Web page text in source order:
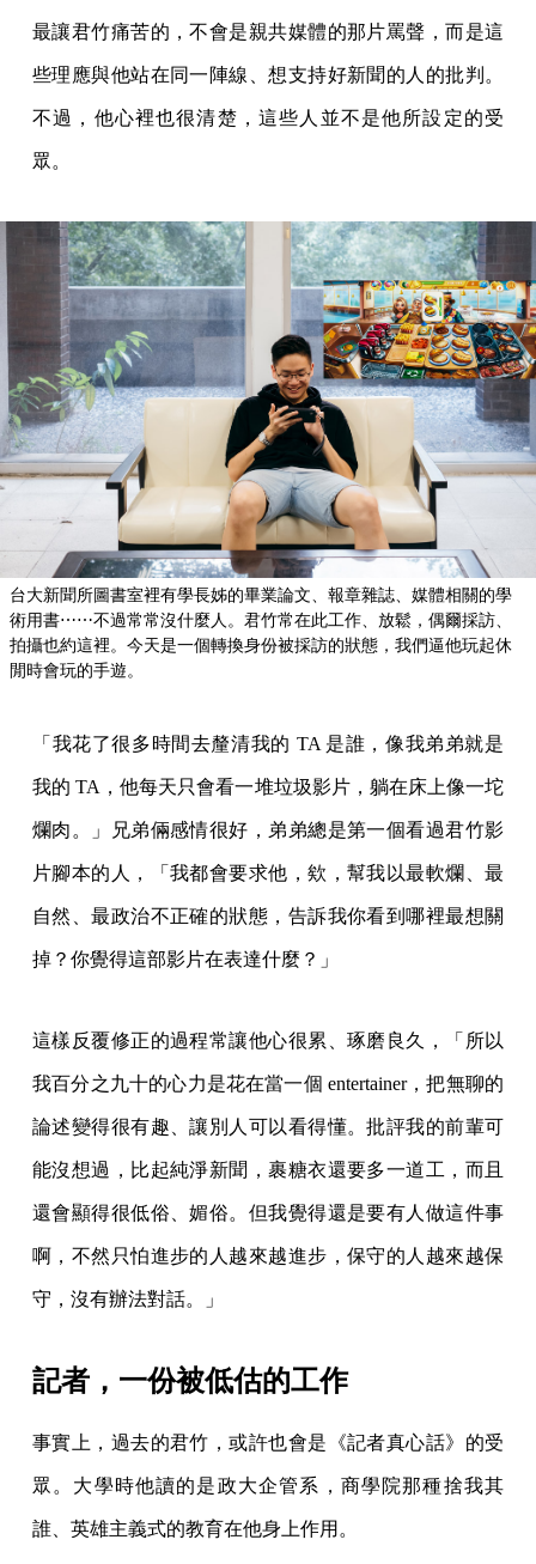
最讓君竹痛苦的，不會是親共媒體的那片罵聲，而是這
些理應與他站在同一陣線、想支持好新聞的人的批判。
不過，他心裡也很清楚，這些人並不是他所設定的受
眾。
台大新聞所圖書室裡有學長姊的畢業論文、報章雜誌、媒體相關的學
術用書⋯⋯不過常常沒什麼人。君竹常在此工作、放鬆，偶爾採訪、
拍攝也約這裡。今天是一個轉換身份被採訪的狀態，我們逼他玩起休
閒時會玩的手遊。
「我花了很多時間去釐清我的 TA 是誰，像我弟弟就是
我的 TA，他每天只會看一堆垃圾影片，躺在床上像一坨
爛肉。」兄弟倆感情很好，弟弟總是第一個看過君竹影
片腳本的人，「我都會要求他，欸，幫我以最軟爛、最
自然、最政治不正確的狀態，告訴我你看到哪裡最想關
掉？你覺得這部影片在表達什麼？」
這樣反覆修正的過程常讓他心很累、琢磨良久，「所以
我百分之九十的心力是花在當一個 entertainer，把無聊的
論述變得很有趣、讓別人可以看得懂。批評我的前輩可
能沒想過，比起純淨新聞，裹糖衣還要多一道工，而且
還會顯得很低俗、媚俗。但我覺得還是要有人做這件事
啊，不然只怕進步的人越來越進步，保守的人越來越保
守，沒有辦法對話。」
記者，一份被低估的工作
事實上，過去的君竹，或許也會是《記者真心話》的受
眾。大學時他讀的是政大企管系，商學院那種捨我其
誰、英雄主義式的教育在他身上作用。